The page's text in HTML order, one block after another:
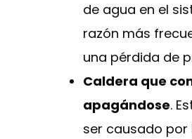
de agua en el
razón más
una pérdida de
Caldera que
apagándose.
ser causado por